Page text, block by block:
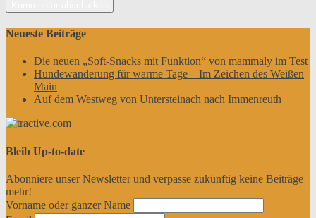
Neueste Beiträge
Die neuen „Soft-Snacks mit Funktion“ von mammaly im Test
Hundewanderung für warme Tage – Im Zeichen des Weißen
Main
Auf dem Westweg von Untersteinach nach Immenreuth
Bleib Up-to-date
Abonniere unser Newsletter und verpasse zukünftig keine Beiträge
mehr!
Vorname oder ganzer Name